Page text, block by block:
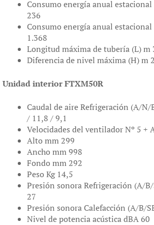
Consumo energía anual
236
Consumo energía anual
1.368
Longitud máxima de tubería (L) m
Diferencia de nivel máxima (H) m
Unidad interior FTXM50R
Caudal de aire Refrigeración (A/
/ 11,8 / 9,1
Velocidades del ventilador Nº 5 +
Alto mm 299
Ancho mm 998
Fondo mm 292
Peso Kg 14,5
Presión sonora Refrigeración (A/
27
Presión sonora Calefacción (A/B/
Nivel de potencia acústica dBA 60